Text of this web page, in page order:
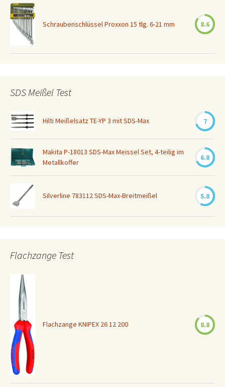
Schraubenschlüssel Proxxon 15 tlg. 6-21 mm 8.6
SDS Meißel Test
Hilti Meißelsatz TE-YP 3 mit SDS-Max 7
Makita P-18013 SDS-Max Meissel Set, 4-teilig im
Metallkoffer
6.8
Silverline 783112 SDS-Max-Breitmeißel 5.8
Flachzange Test
Flachzange KNIPEX 26 12 200 8.8